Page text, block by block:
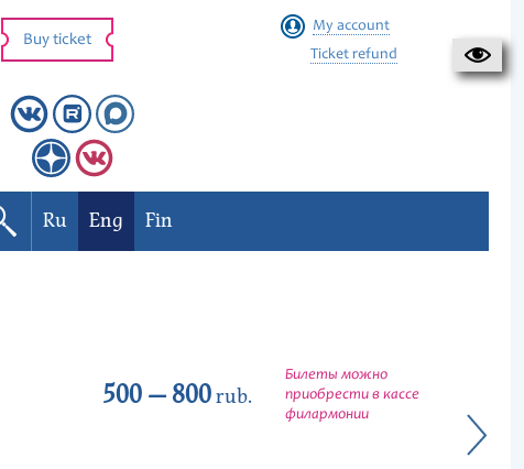
Buy ticket
My account
Ticket refund
Ru Eng Fin
500 — 800rub.
Билеты можно
приобрести в кассе
филармонии